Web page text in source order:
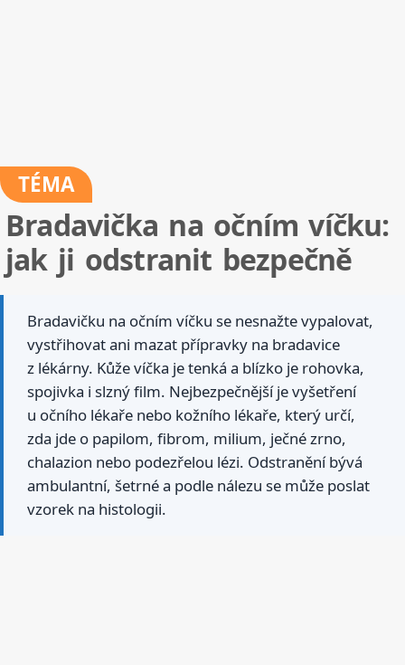
TÉMA
Bradavička na očním víčku:
jak ji odstranit bezpečně
Bradavičku na očním víčku se nesnažte vypalovat,
vystřihovat ani mazat přípravky na bradavice
z lékárny. Kůže víčka je tenká a blízko je rohovka,
spojivka i slzný film. Nejbezpečnější je vyšetření
u očního lékaře nebo kožního lékaře, který určí,
zda jde o papilom, fibrom, milium, ječné zrno,
chalazion nebo podezřelou lézi. Odstranění bývá
ambulantní, šetrné a podle nálezu se může poslat
vzorek na histologii.